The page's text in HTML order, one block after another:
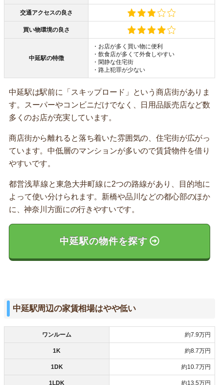
交通アクセスの良さ
買い物環境の良さ
中延駅の特徴
・お店が多く買い物に便利
・飲食店が多くて外食しやすい
・閑静な住宅街
・路上犯罪が少ない
中延駅は駅前に「スキップロード」という商店街がありま
す。スーパーやコンビニだけでなく、日用品販売店など数
多くのお店が充実しています。
商店街から離れると落ち着いた雰囲気の、住宅街が広がっ
ています。中低層のマンションが多いので賃貸物件を借り
やすいです。
都営浅草線と東急大井町線に2つの路線があり、目的地に
よって使い分けられます。新橋や品川などの都心部のほか
に、神奈川方面にの行きやすいです。
中延駅の物件を探す
中延駅周辺の家賃相場はやや低い
ワンルーム 約7.9万円
1K 約8.7万円
1DK 約10.7万円
1LDK 約13.5万円